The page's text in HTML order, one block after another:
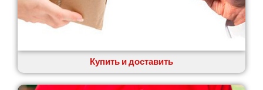
Купить и доставить